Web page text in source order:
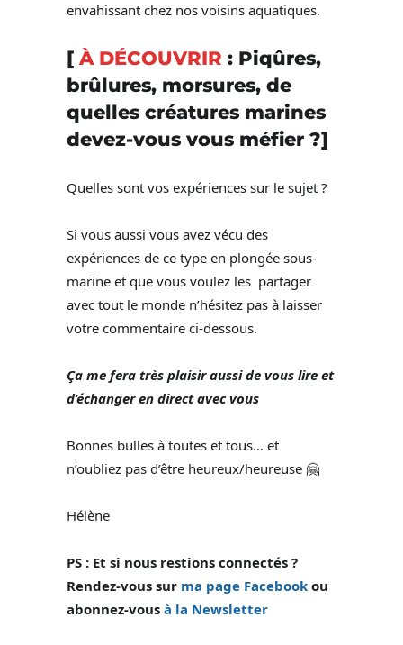
envahissant chez nos voisins aquatiques.
[ À DÉCOUVRIR : Piqûres,
brûlures, morsures, de
quelles créatures marines
devez-vous vous méfier ?]
Quelles sont vos expériences sur le sujet ?
Si vous aussi vous avez vécu des
expériences de ce type en plongée sous-
marine et que vous voulez les partager
avec tout le monde n’hésitez pas à laisser
votre commentaire ci-dessous.
Ça me fera très plaisir aussi de vous lire et
d’échanger en direct avec vous
Bonnes bulles à toutes et tous… et
n’oubliez pas d’être heureux/heureuse 🤗
Hélène
PS : Et si nous restions connectés ?
Rendez-vous sur ma page Facebook ou
abonnez-vous à la Newsletter